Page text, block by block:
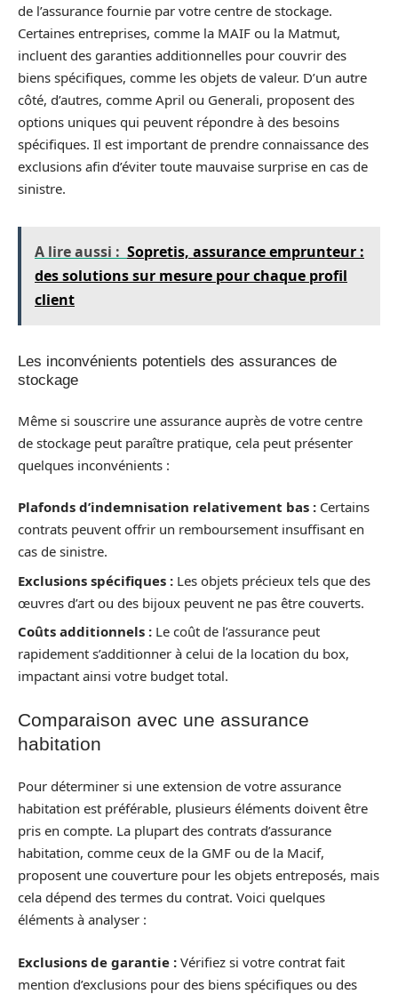
de l’assurance fournie par votre centre de stockage.
Certaines entreprises, comme la MAIF ou la Matmut,
incluent des garanties additionnelles pour couvrir des
biens spécifiques, comme les objets de valeur. D’un autre
côté, d’autres, comme April ou Generali, proposent des
options uniques qui peuvent répondre à des besoins
spécifiques. Il est important de prendre connaissance des
exclusions afin d’éviter toute mauvaise surprise en cas de
sinistre.
A lire aussi : Sopretis, assurance emprunteur :
des solutions sur mesure pour chaque profil
client
Les inconvénients potentiels des assurances de
stockage
Même si souscrire une assurance auprès de votre centre
de stockage peut paraître pratique, cela peut présenter
quelques inconvénients :
Plafonds d’indemnisation relativement bas : Certains
contrats peuvent offrir un remboursement insuffisant en
cas de sinistre.
Exclusions spécifiques : Les objets précieux tels que des
œuvres d’art ou des bijoux peuvent ne pas être couverts.
Coûts additionnels : Le coût de l’assurance peut
rapidement s’additionner à celui de la location du box,
impactant ainsi votre budget total.
Comparaison avec une assurance
habitation
Pour déterminer si une extension de votre assurance
habitation est préférable, plusieurs éléments doivent être
pris en compte. La plupart des contrats d’assurance
habitation, comme ceux de la GMF ou de la Macif,
proposent une couverture pour les objets entreposés, mais
cela dépend des termes du contrat. Voici quelques
éléments à analyser :
Exclusions de garantie : Vérifiez si votre contrat fait
mention d’exclusions pour des biens spécifiques ou des